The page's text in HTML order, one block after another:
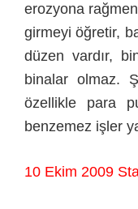
erozyona
girmeyi öğretir,
düzen vardır,
binalar olmaz.
özellikle para
benzemez işler
10 Ekim 2009